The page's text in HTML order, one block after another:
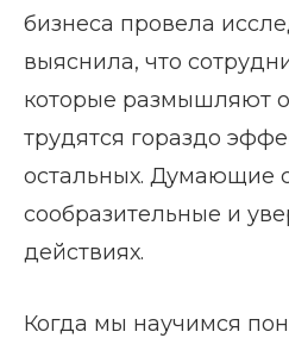
бизнеса провела
выяснила, что
которые размышляют о
трудятся гораздо
остальных. Думающие
сообразительные и
действиях.
Когда мы научимся